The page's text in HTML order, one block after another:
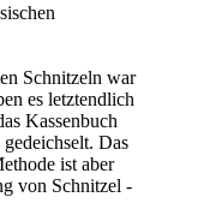
Schnitzeln war
es letztendlich
Kassenbuch
Das
ist aber
von Schnitzel -